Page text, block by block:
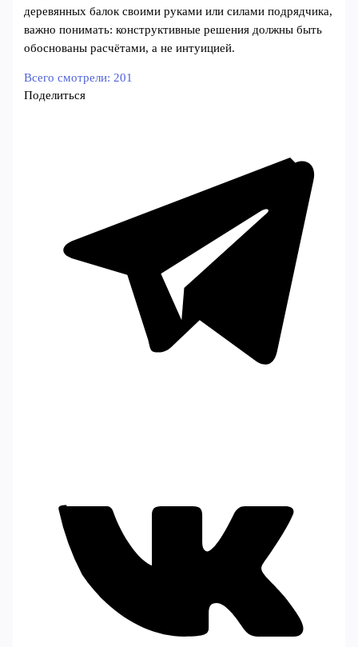
деревянных балок своими руками или силами подрядчика,
важно понимать: конструктивные решения должны быть
обоснованы расчётами, а не интуицией.
Всего смотрели: 201
Поделиться